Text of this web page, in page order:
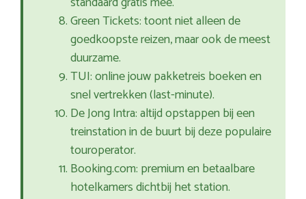
Green Tickets: toont niet alleen de
goedkoopste reizen, maar ook de meest
duurzame.
TUI: online jouw pakketreis boeken en
snel vertrekken (last-minute).
De Jong Intra: altijd opstappen bij een
treinstation in de buurt bij deze populaire
touroperator.
Booking.com: premium en betaalbare
hotelkamers dichtbij het station.